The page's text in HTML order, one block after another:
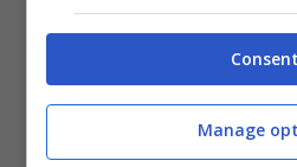
Consent
Manage